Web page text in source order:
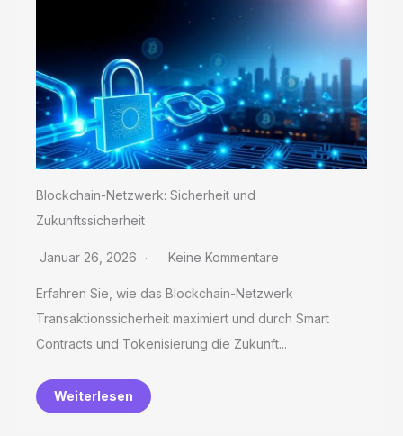
Blockchain-Netzwerk: Sicherheit und
Zukunftssicherheit
Januar 26, 2026 Keine Kommentare
Erfahren Sie, wie das Blockchain-Netzwerk
Transaktionssicherheit maximiert und durch Smart
Contracts und Tokenisierung die Zukunft...
Weiterlesen